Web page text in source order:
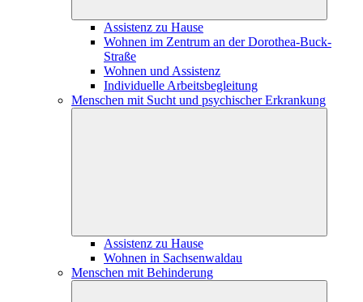
Assistenz zu Hause
Wohnen im Zentrum an der Dorothea-Buck-
Straße
Wohnen und Assistenz
Individuelle Arbeitsbegleitung
Menschen mit Sucht und psychischer Erkrankung
Assistenz zu Hause
Wohnen in Sachsenwaldau
Menschen mit Behinderung